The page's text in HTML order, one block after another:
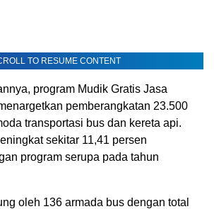
TO RESUME CONTENT
program Mudik Gratis Jasa
pemberangkatan 23.500
transportasi bus dan kereta api.
sekitar 11,41 persen
program serupa pada tahun
oleh 136 armada bus dengan total